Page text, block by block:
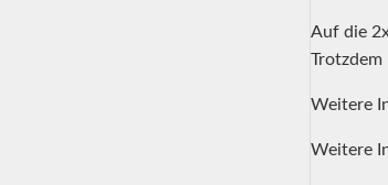
Auf die
Weitere
Weitere